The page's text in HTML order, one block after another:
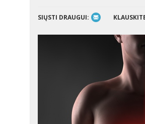
SIŲSTI DRAUGUI: